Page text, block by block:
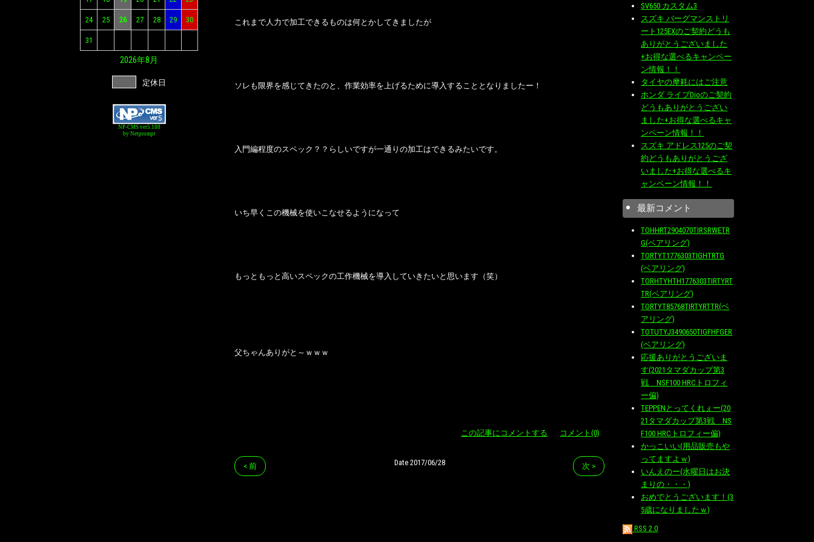
24 25 26 27 28 29 30
31
2026年8月
定休日
NP-CMS ver5.188
by Netprompt
これまで人力で加工できるものは何とかしてきましたが
ソレも限界を感じてきたのと、作業効率を上げるために導入することとなりましたー！
入門編程度のスペック？？らしいですが一通りの加工はできるみたいです。
いち早くこの機械を使いこなせるようになって
もっともっと高いスペックの工作機械を導入していきたいと思います（笑）
父ちゃんありがと～ｗｗｗ
この記事にコメントする コメント(0)
< 前 次 >
Date 2017/06/28
SV650 カスタム3
スズキ バーグマンストリ
ート125EXのご契約どうも
ありがとうございました
+お得な選べるキャンペー
ン情報！！
タイヤの摩耗にはご注意
ホンダ ライブDioのご契約
どうもありがとうござい
ました+お得な選べるキャ
ンペーン情報！！
スズキ アドレス125のご契
約どうもありがとうござ
いました+お得な選べるキ
ャンペーン情報！！
最新コメント
TOHHRT2904070TIRSRWETR
G(ベアリング)
TORTYT1776303TIGHTRTG
(ベアリング)
TORHTYHTH1776303TIRTYRT
TR(ベアリング)
TORTYT85768TIRTYRTTR(ベ
アリング)
TOTUTYJ3490650TIGFHFGER
(ベアリング)
応援ありがとうございま
す(2021タマダカップ第3
戦 NSF100 HRCトロフィ
ー偏)
TEPPENとってくれぇー(20
21タマダカップ第3戦 NS
F100 HRCトロフィー偏)
かっこいい(用品販売もや
ってますよｗ)
いんえのー(水曜日はお決
まりの・・・)
おめでとうございます！(3
5歳になりましたｗ)
RSS 2.0